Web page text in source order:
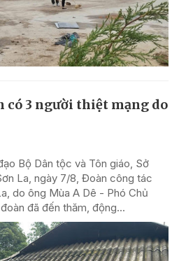
có 3 người thiệt mạng do
Bộ Dân tộc và Tôn giáo, Sở
La, ngày 7/8, Đoàn công tác
do ông Mùa A Dê - Phó Chủ
đã đến thăm, động...